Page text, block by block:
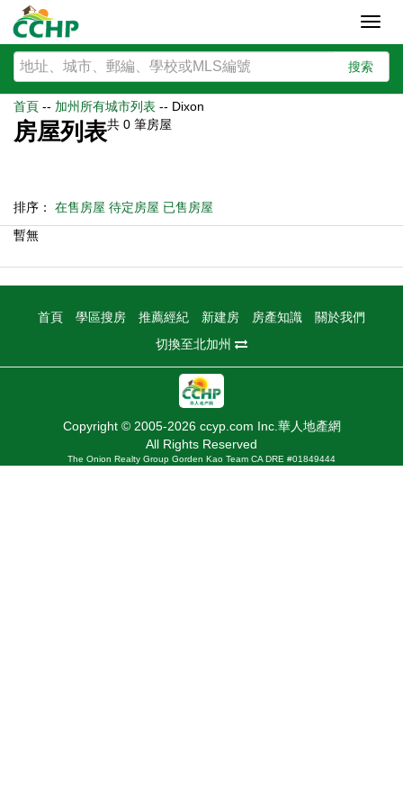
搜索
首頁 -- 加州所有城市列表 -- Dixon
房屋列表共 0 筆房屋
排序： 在售房屋 待定房屋 已售房屋
暫無
首頁 學區搜房 推薦經紀 新建房 房產知識
關於我們
切換至北加州
Copyright © 2005-2026 ccyp.com Inc.華人地產網
All Rights Reserved
The Onion Realty Group Gorden Kao Team CA DRE #01849444